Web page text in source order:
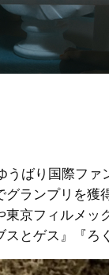
ばり国際フ
ランプリを
京フィルメ
とゲス』『ろ